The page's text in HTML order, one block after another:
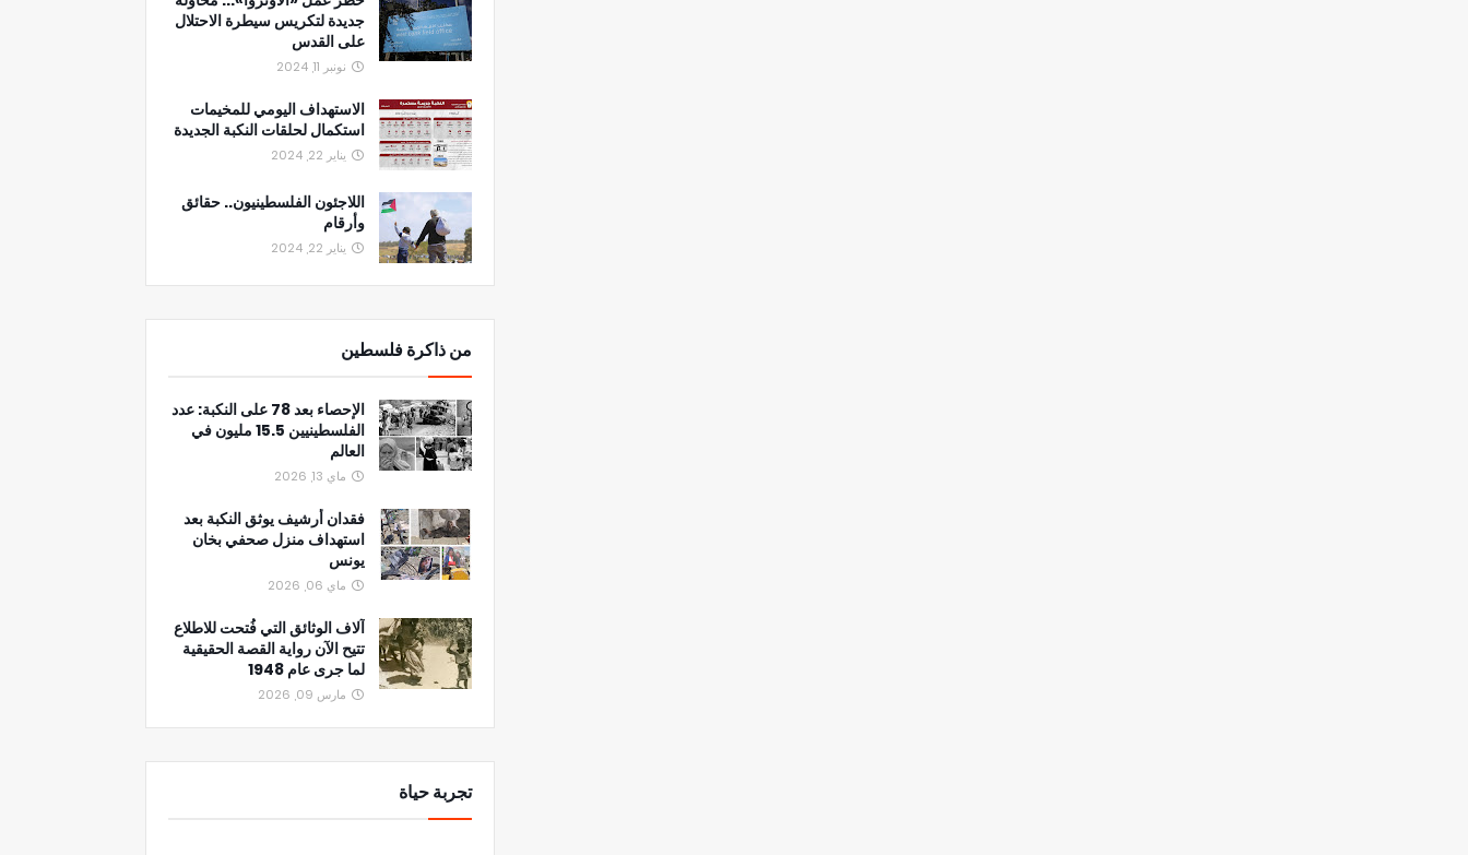
جديدة لتكريس سيطرة الاحتلال
على القدس
نونبر 11, 2024
الاستهداف اليومي للمخيمات
استكمال لحلقات النكبة الجديدة
يناير 22, 2024
اللاجئون الفلسطينيون.. حقائق
وأرقام
يناير 22, 2024
من ذاكرة فلسطين
الإحصاء بعد 78 على النكبة: عدد
الفلسطينيين 15.5 مليون في
العالم
ماي 13, 2026
فقدان أرشيف يوثق النكبة بعد
استهداف منزل صحفي بخان
يونس
ماي 06, 2026
آلاف الوثائق التي فُتحت للاطلاع
تتيح الآن رواية القصة الحقيقية
لما جرى عام 1948
مارس 09, 2026
تجربة حياة